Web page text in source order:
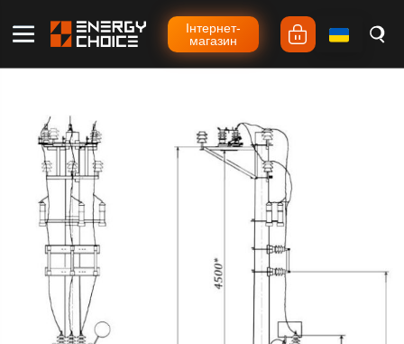
Iнтернет-
магазин